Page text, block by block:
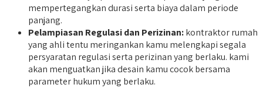
mempertegangkan durasi serta biaya dalam periode
panjang.
Pelampiasan Regulasi dan Perizinan:kontraktor rumah
yang ahli tentu meringankan kamu melengkapi segala
persyaratan regulasi serta perizinan yang berlaku. kami
akan menguatkan jika desain kamu cocok bersama
parameter hukum yang berlaku.